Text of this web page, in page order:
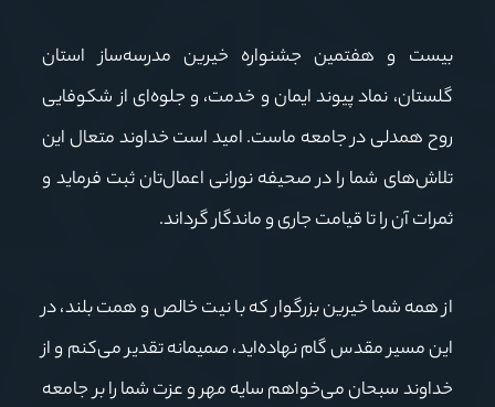
بیست و هفتمین جشنواره خیرین مدرسه‌ساز استان
گلستان، نماد پیوند ایمان و خدمت، و جلوه‌ای از شکوفایی
روح همدلی در جامعه ماست.امید است خداوند متعال این
تلاش‌های شما را در صحیفه نورانی اعمال‌تان ثبت فرماید و
ثمرات آن را تا قیامت جاری و ماندگار گرداند.
از همه شما خیرین بزرگوار که با نیت خالص و همت بلند، در
این مسیر مقدس گام نهاده‌اید، صمیمانه تقدیر می‌کنم و از
خداوند سبحان می‌خواهم سایه مهر و عزت شما را بر جامعه